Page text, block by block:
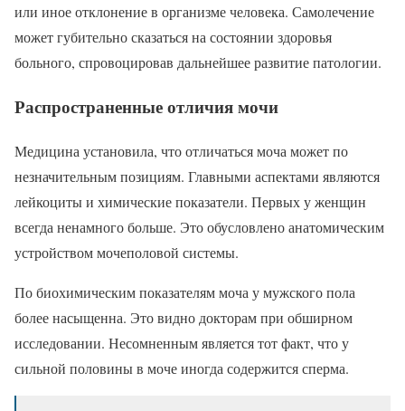
или иное отклонение в организме человека. Самолечение
может губительно сказаться на состоянии здоровья
больного, спровоцировав дальнейшее развитие патологии.
Распространенные отличия мочи
Медицина установила, что отличаться моча может по
незначительным позициям. Главными аспектами являются
лейкоциты и химические показатели. Первых у женщин
всегда ненамного больше. Это обусловлено анатомическим
устройством мочеполовой системы.
По биохимическим показателям моча у мужского пола
более насыщенна. Это видно докторам при обширном
исследовании. Несомненным является тот факт, что у
сильной половины в моче иногда содержится сперма.